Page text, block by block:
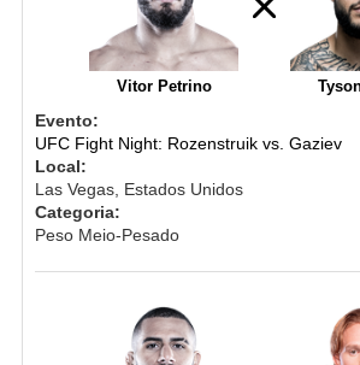
Vitor Petrino
Evento:
UFC Fight Night: Rozenstruik vs. Gaziev
Local:
Las Vegas, Estados Unidos
Categoria:
Peso Meio-Pesado